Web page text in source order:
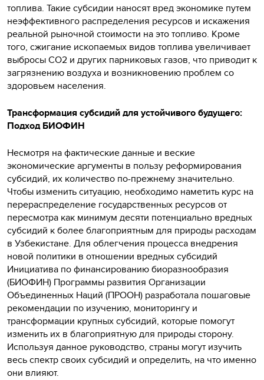
топлива. Такие субсидии наносят вред экономике путем
неэффективного распределения ресурсов и искажения
реальной рыночной стоимости на это топливо. Кроме
того, сжигание ископаемых видов топлива увеличивает
выбросы CO2 и других парниковых газов, что приводит к
загрязнению воздуха и возникновению проблем со
здоровьем населения.
Трансформация субсидий для устойчивого будущего:
Подход БИОФИН
Несмотря на фактические данные и веские
экономические аргументы в пользу реформирования
субсидий, их количество по-прежнему значительно.
Чтобы изменить ситуацию, необходимо наметить курс на
перераспределение государственных ресурсов от
пересмотра как минимум десяти потенциально вредных
субсидий к более благоприятным для природы расходам
в Узбекистане. Для облегчения процесса внедрения
новой политики в отношении вредных субсидий
Инициатива по финансированию биоразнообразия
(БИОФИН) Программы развития Организации
Объединенных Наций (ПРООН) разработала пошаговые
рекомендации по изучению, мониторингу и
трансформации крупных субсидий, которые помогут
изменить их в благоприятную для природы сторону.
Используя данное руководство, страны могут изучить
весь спектр своих субсидий и определить, на что именно
они влияют.